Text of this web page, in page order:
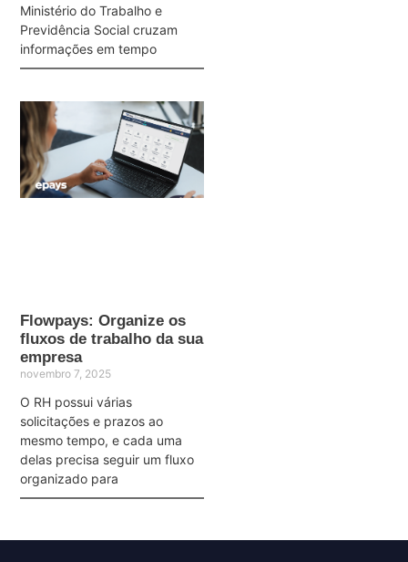
Ministério do Trabalho e
Previdência Social cruzam
informações em tempo
Flowpays: Organize os
fluxos de trabalho da sua
empresa
novembro 7, 2025
O RH possui várias
solicitações e prazos ao
mesmo tempo, e cada uma
delas precisa seguir um fluxo
organizado para